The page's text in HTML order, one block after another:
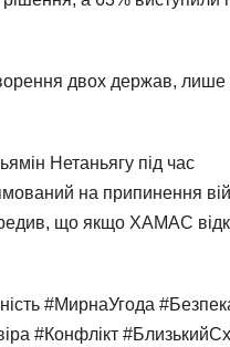
двох держав,
Нетаньягу під час
на припинення
що якщо ХАМАС
#МирнаУгода
#Конфлікт